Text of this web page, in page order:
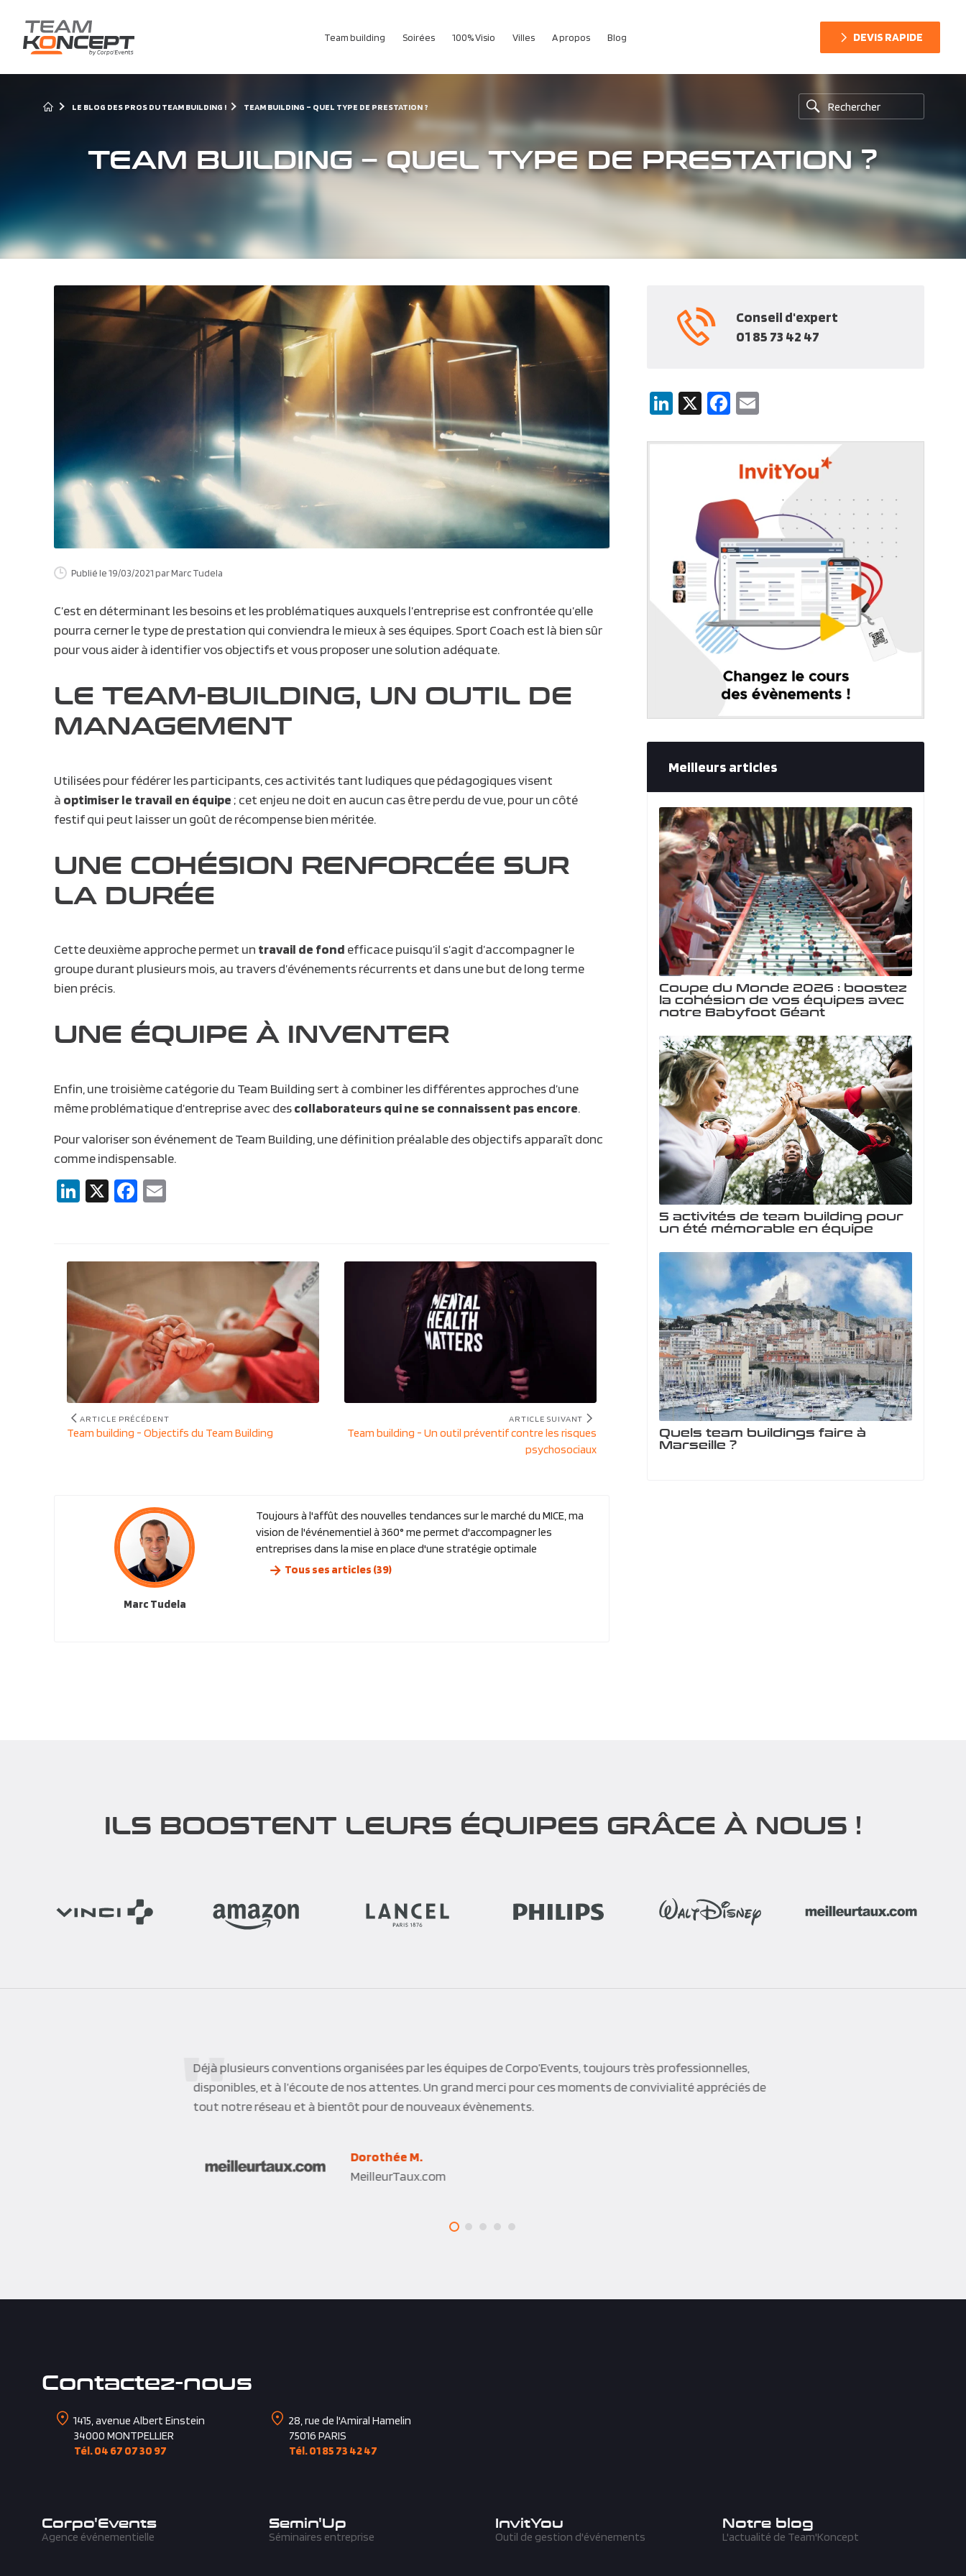
Team building Soirées 100% Visio Villes A propos Blog DEVIS RAPIDE
LE BLOG DES PROS DU TEAM BUILDING ! TEAM BUILDING – QUEL TYPE DE PRESTATION ?
TEAM BUILDING – QUEL TYPE DE PRESTATION ?
Publié le 19/03/2021par Marc Tudela
C’est en déterminant les besoins et les problématiques auxquels l’entreprise est confrontée qu’elle
pourra cerner le type de prestation qui conviendra le mieux à ses équipes. Sport Coach est là bien sûr
pour vous aider à identifier vos objectifs et vous proposer une solution adéquate.
LE TEAM-BUILDING, UN OUTIL DE
MANAGEMENT
Utilisées pour fédérer les participants, ces activités tant ludiques que pédagogiques visent
à optimiser le travail en équipe ; cet enjeu ne doit en aucun cas être perdu de vue, pour un côté
festif qui peut laisser un goût de récompense bien méritée.
UNE COHÉSION RENFORCÉE SUR
LA DURÉE
Cette deuxième approche permet un travail de fond efficace puisqu’il s’agit d’accompagner le
groupe durant plusieurs mois, au travers d’événements récurrents et dans une but de long terme
bien précis.
UNE ÉQUIPE À INVENTER
Enfin, une troisième catégorie du Team Building sert à combiner les différentes approches d’une
même problématique d’entreprise avec descollaborateurs qui ne se connaissent pas encore.
Pour valoriser son événement de Team Building, une définition préalable des objectifs apparaît donc
comme indispensable.
LinkedIn
X Facebook
Navigation
de
l’article
ARTICLE PRÉCÉDENT
Article
précédent
Team building - Objectifs du Team Building
ARTICLE SUIVANT
Article
suivant
Team building - Un outil préventif contre les risques
psychosociaux
Marc Tudela
Toujours à l'affût des nouvelles tendances sur le marché du MICE, ma
vision de l'événementiel à 360° me permet d'accompagner les
entreprises dans la mise en place d'une stratégie optimale
Tous ses articles (39)
Conseil d'expert
01 85 73 42 47
LinkedIn
X Facebook
Email
Meilleurs articles
Coupe du Monde 2026 : boostez
la cohésion de vos équipes avec
notre Babyfoot Géant
5 activités de team building pour
un été mémorable en équipe
Quels team buildings faire à
Marseille ?
ILS BOOSTENT LEURS ÉQUIPES GRÂCE À NOUS !
Nous avons travaillé avec Corpo’Events pour l’organisation de notre dernier séminaire, cela a été un plaisir
de travailler avec l’agence, aussi bien en amont pour la préparation que le jour du séminaire. Nous avons
apprécié le sérieux, la réactivité des équipes à nos différentes sollicitations. Le séminaire s’est très bien
Contactez-nous
1415, avenue Albert Einstein
28, rue de l'Amiral Hamelin